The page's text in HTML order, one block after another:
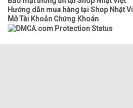
Hướng dẫn mua hàng tại Shop Nhật
Mở Tài Khoản Chứng Khoán